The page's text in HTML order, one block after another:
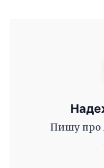
Пишу про